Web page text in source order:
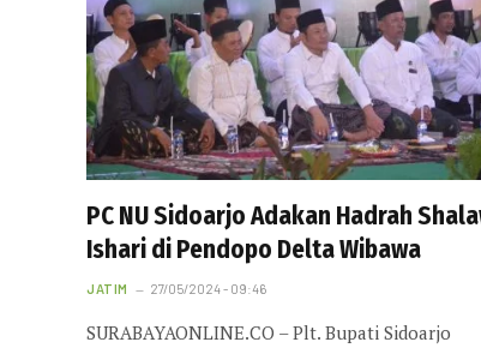
PC NU Sidoarjo Adakan Hadrah
Ishari di Pendopo Delta Wibawa
JATIM 27/05/2024 - 09:46
SURABAYAONLINE.CO – Plt. Bupati Sidoarjo